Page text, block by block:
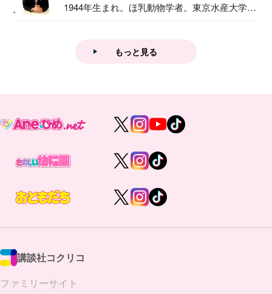
1944年生まれ。ほ乳動物学者。東京水産大学卒
もっと見る
講談社コクリコ
ファミリーサイト